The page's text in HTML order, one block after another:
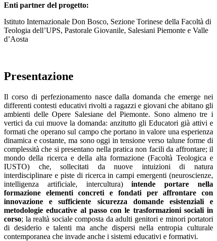
Enti partner del progetto:
Istituto Internazionale Don Bosco, Sezione Torinese della Facoltà di
Teologia dell’UPS, Pastorale Giovanile, Salesiani Piemonte e Valle
d’Aosta
Presentazione
Il corso di perfezionamento nasce dalla domanda che emerge nei
differenti contesti educativi rivolti a ragazzi e giovani che abitano gli
ambienti delle Opere Salesiane del Piemonte. Sono almeno tre i
vertici da cui muove la domanda: anzitutto gli Educatori già attivi e
formati che operano sul campo che portano in valore una esperienza
dinamica e costante, ma sono oggi in tensione verso talune forme di
complessità che si presentano nella pratica non facili da affrontare; il
mondo della ricerca e della alta formazione (Facoltà Teologica e
IUSTO) che, sollecitati da nuove intuizioni di natura
interdisciplinare e piste di ricerca in campi emergenti (neuroscienze,
intelligenza artificiale, intercultura)intende portare nella
formazione elementi concreti e fondati per affrontare con
innovazione e sufficiente sicurezza domande esistenziali e
metodologie educative al passo con le trasformazioni sociali in
corso; la realtà sociale composta da adulti genitori e minori portatori
di desiderio e talenti ma anche dispersi nella entropia culturale
contemporanea che invade anche i sistemi educativi e formativi.